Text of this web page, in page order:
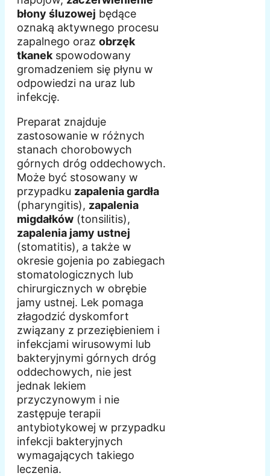
błony śluzowej będące
oznaką aktywnego procesu
zapalnego oraz obrzęk
tkanek spowodowany
gromadzeniem się płynu w
odpowiedzi na uraz lub
infekcję.
Preparat znajduje
zastosowanie w różnych
stanach chorobowych
górnych dróg oddechowych.
Może być stosowany w
przypadku zapalenia gardła
(pharyngitis), zapalenia
migdałków (tonsilitis),
zapalenia jamy ustnej
(stomatitis), a także w
okresie gojenia po zabiegach
stomatologicznych lub
chirurgicznych w obrębie
jamy ustnej. Lek pomaga
złagodzić dyskomfort
związany z przeziębieniem i
infekcjami wirusowymi lub
bakteryjnymi górnych dróg
oddechowych, nie jest
jednak lekiem
przyczynowym i nie
zastępuje terapii
antybiotykowej w przypadku
infekcji bakteryjnych
wymagających takiego
leczenia.